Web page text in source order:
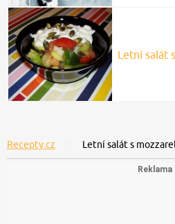
Letní salát
Recepty.cz Letní salát s